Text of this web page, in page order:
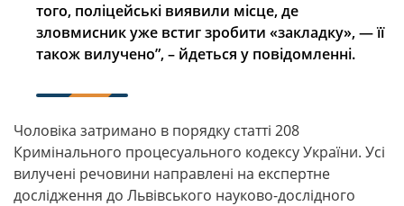
того, поліцейські виявили місце, де
зловмисник уже встиг зробити «закладку», — її
також вилучено”, – йдеться у повідомленні.
Чоловіка затримано в порядку статті 208
Кримінального процесуального кодексу України. Усі
вилучені речовини направлені на експертне
дослідження до Львівського науково-дослідного